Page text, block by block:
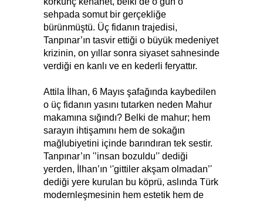
sehpada somut bir gerçekliğe
bürünmüştü. Üç fidanın trajedisi,
Tanpınar’ın tasvir ettiği o büyük medeniyet
krizinin, on yıllar sonra siyaset sahnesinde
verdiği en kanlı ve en kederli feryattır.
Attila İlhan, 6 Mayıs şafağında kaybedilen
o üç fidanın yasını tutarken neden Mahur
makamına sığındı? Belki de mahur; hem
sarayın ihtişamını hem de sokağın
mağlubiyetini içinde barındıran tek sestir.
Tanpınar’ın '’insan bozuldu’' dediği
yerden, İlhan’ın ‘'gittiler akşam olmadan’'
dediği yere kurulan bu köprü, aslında Türk
modernleşmesinin hem estetik hem de